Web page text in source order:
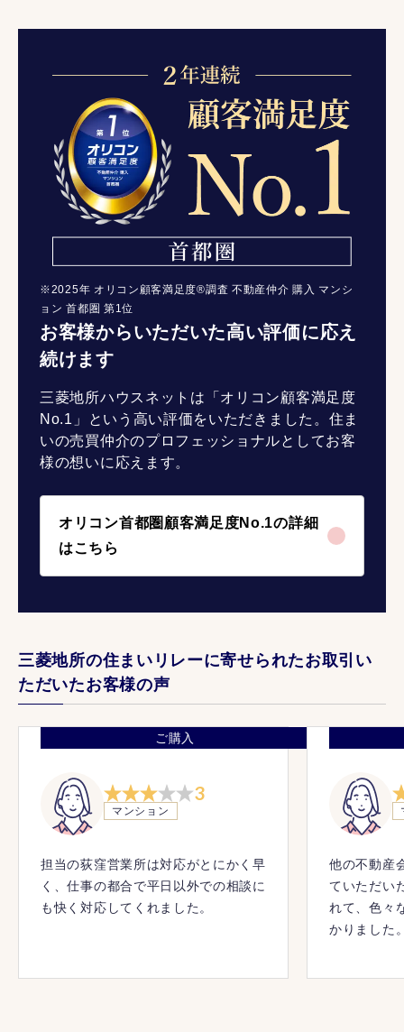
お客様からいただいた高い評価に応え
続けます
三菱地所ハウスネットは「オリコン顧客満足度
No.1」という高い評価をいただきました。住ま
いの売買仲介のプロフェッショナルとしてお客
様の想いに応えます。
オリコン首都圏顧客満足度No.1の詳細
はこちら
※2025年 オリコン顧客満足度®調査 不動産仲介 購入 マンシ
ョン 首都圏 第1位
三菱地所の住まいリレーに寄せられたお取引い
ただいたお客様の声
ご購入
3
マンション
担当の荻窪営業所は対応がとにかく早
く、仕事の都合で平日以外での相談に
も快く対応してくれました。
他の不動産
ていただい
れて、色々
かりました